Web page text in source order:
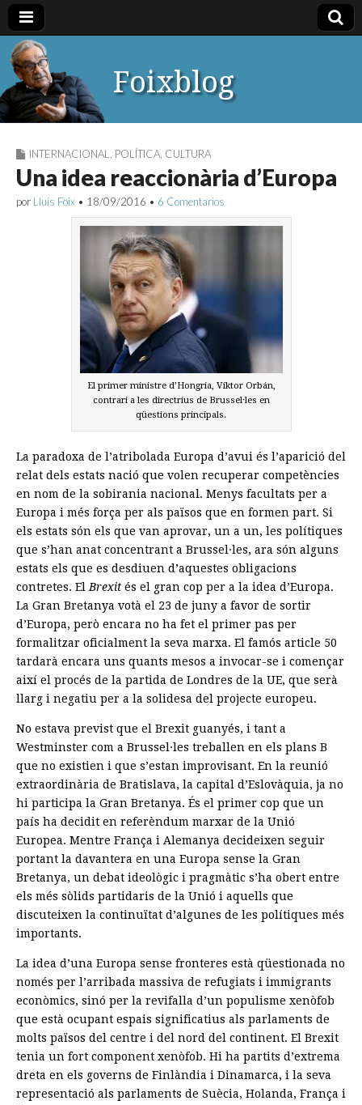
Foixblog
INTERNACIONAL POLÍTICA CULTURA
Una idea reaccionària d’Europa
por Lluís Foix • 18/09/2016 • 6 Comentarios
El primer ministre d’Hongria, Viktor Orbán,
contrari a les directrius de Brussel·les en
qüestions principals.
La paradoxa de l’atribolada Europa d’avui és l’aparició del
relat dels estats nació que volen recuperar competències
en nom de la sobirania nacional. Menys facultats per a
Europa i més força per als països que en formen part. Si
els estats són els que van aprovar, un a un, les polítiques
que s’han anat concentrant a Brussel·les, ara són alguns
estats els que es desdiuen d’aquestes obligacions
contretes. El Brexit és el gran cop per a la idea d’Europa.
La Gran Bretanya votà el 23 de juny a favor de sortir
d’Europa, però encara no ha fet el primer pas per
formalitzar oficialment la seva marxa. El famós article 50
tardarà encara uns quants mesos a invocar-se i començar
així el procés de la partida de Londres de la UE, que serà
llarg i negatiu per a la solidesa del projecte europeu.
No estava previst que el Brexit guanyés, i tant a
Westminster com a Brussel·les treballen en els plans B
que no existien i que s’estan improvisant. En la reunió
extraordinària de Bratislava, la capital d’Eslovàquia, ja no
hi participa la Gran Bretanya. És el primer cop que un
país ha decidit en referèndum marxar de la Unió
Europea. Mentre França i Alemanya decideixen seguir
portant la davantera en una Europa sense la Gran
Bretanya, un debat ideològic i pragmàtic s’ha obert entre
els més sòlids partidaris de la Unió i aquells que
discuteixen la continuïtat d’algunes de les polítiques més
importants.
La idea d’una Europa sense fronteres està qüestionada no
només per l’arribada massiva de refugiats i immigrants
econòmics, sinó per la revifalla d’un populisme xenòfob
que està ocupant espais significatius als parlaments de
molts països del centre i del nord del continent. El Brexit
tenia un fort component xenòfob. Hi ha partits d’extrema
dreta en els governs de Finlàndia i Dinamarca, i la seva
representació als parlaments de Suècia, Holanda, França i